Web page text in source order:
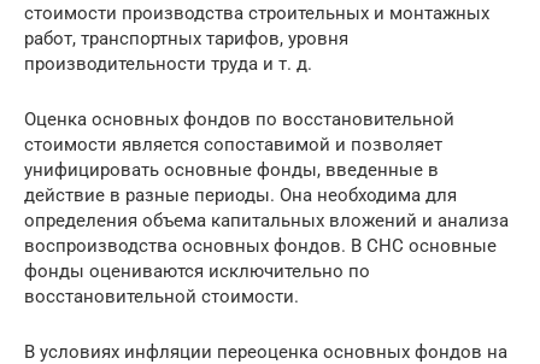
стоимости производства строительных и монтажных
работ, транспортных тарифов, уровня
производительности труда и т. д.
Оценка основных фондов по восстановительной
стоимости является сопоставимой и позволяет
унифицировать основные фонды, введенные в
действие в разные периоды. Она необходима для
определения объема капитальных вложений и анализа
воспроизводства основных фондов. В СНС основные
фонды оцениваются исключительно по
восстановительной стоимости.
В условиях инфляции переоценка основных фондов на